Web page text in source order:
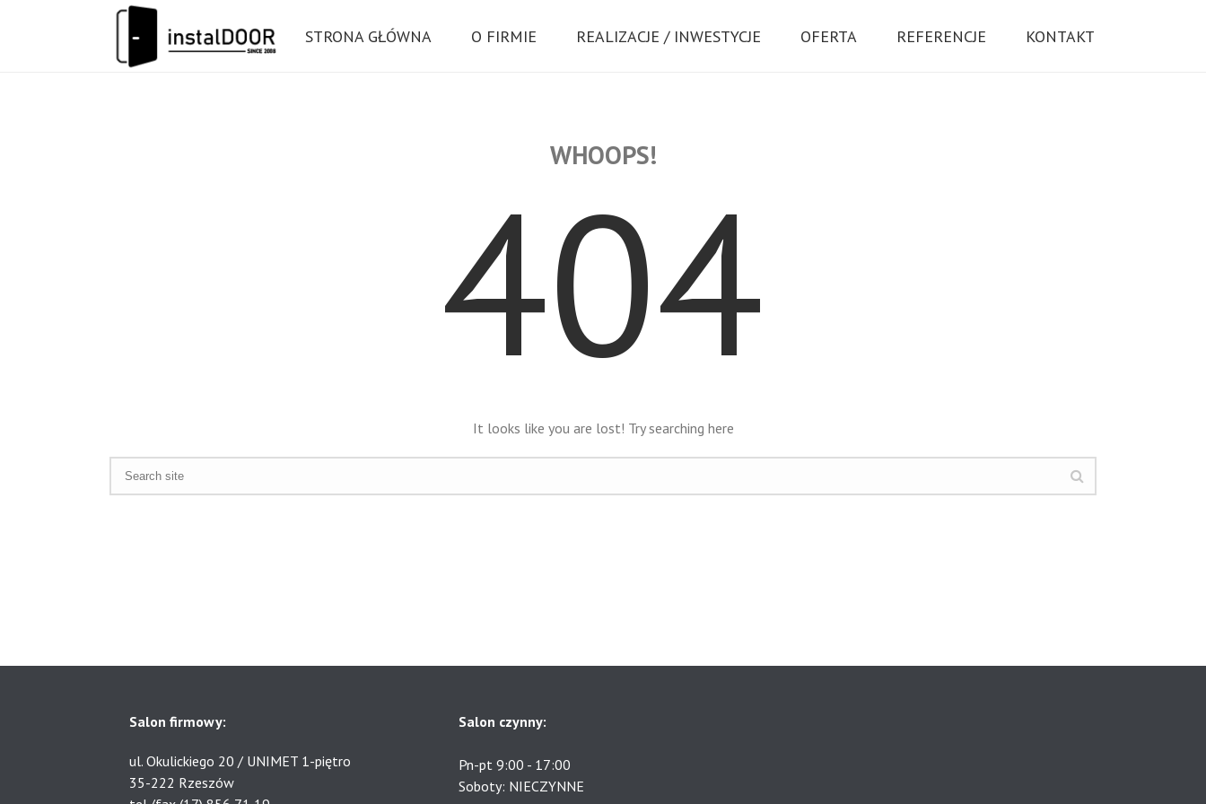
STRONA GŁÓWNA O FIRMIE REALIZACJE / INWESTYCJE OFERTA REFERENCJE KONTAKT
WHOOPS!
404
It looks like you are lost! Try searching here
Salon firmowy:
ul. Okulickiego 20 / UNIMET 1-piętro
35-222 Rzeszów
Salon czynny:
Pn-pt 9:00 - 17:00
Soboty: NIECZYNNE